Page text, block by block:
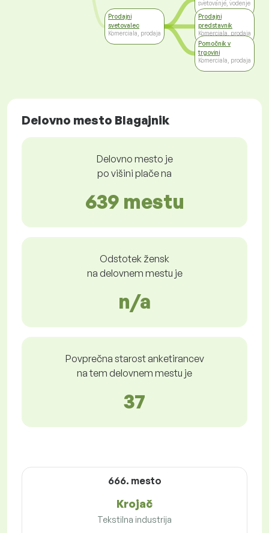
Prodajni
svetovalec
Komerciala, prodaja
svetovanje, vodenje
Prodajni
predstavnik
Komerciala, prodaja
Pomočnik v
trgovini
Komerciala, prodaja
Delovno mesto Blagajnik
Delovno mesto je
po višini plače na
639 mestu
Odstotek žensk
na delovnem mestu je
n/a
Povprečna starost anketirancev
na tem delovnem mestu je
37
666. mesto
Krojač
Tekstilna industrija